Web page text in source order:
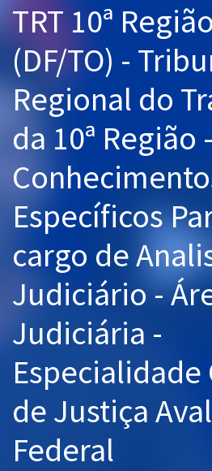
Cursos 20% OFF
Pós
Graduação
OAB
Mentorias
Questões grátis
Aprovados
TRT 10ª Região
(DF/TO) -
Regional do
da 10ª Região -
Específicos
cargo de
Judiciário -
Judiciária -
Especialidade
de Justiça
Federal